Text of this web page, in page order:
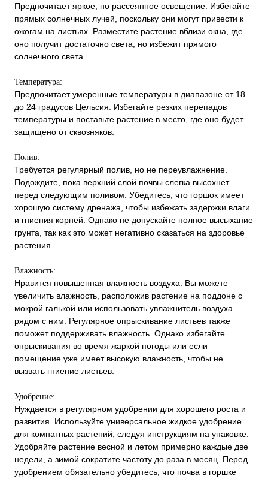
Предпочитает яркое, но рассеянное освещение. Избегайте
прямых солнечных лучей, поскольку они могут привести к
ожогам на листьях. Разместите растение вблизи окна, где
оно получит достаточно света, но избежит прямого
солнечного света.
Температура:
Предпочитает умеренные температуры в диапазоне от 18
до 24 градусов Цельсия. Избегайте резких перепадов
температуры и поставьте растение в место, где оно будет
защищено от сквозняков.
Полив:
Требуется регулярный полив, но не переувлажнение.
Подождите, пока верхний слой почвы слегка высохнет
перед следующим поливом. Убедитесь, что горшок имеет
хорошую систему дренажа, чтобы избежать задержки влаги
и гниения корней. Однако не допускайте полное высыхание
грунта, так как это может негативно сказаться на здоровье
растения.
Влажность:
Нравится повышенная влажность воздуха. Вы можете
увеличить влажность, расположив растение на поддоне с
мокрой галькой или использовать увлажнитель воздуха
рядом с ним. Регулярное опрыскивание листьев также
поможет поддерживать влажность. Однако избегайте
опрыскивания во время жаркой погоды или если
помещение уже имеет высокую влажность, чтобы не
вызвать гниение листьев.
Удобрение:
Нуждается в регулярном удобрении для хорошего роста и
развития. Используйте универсальное жидкое удобрение
для комнатных растений, следуя инструкциям на упаковке.
Удобряйте растение весной и летом примерно каждые две
недели, а зимой сократите частоту до раза в месяц. Перед
удобрением обязательно убедитесь, что почва в горшке